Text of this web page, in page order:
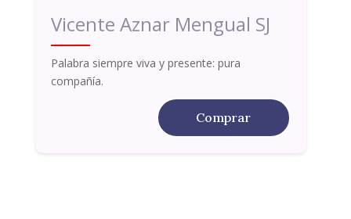
Vicente Aznar Mengual SJ
Palabra siempre viva y presente: pura
compañía.
Comprar